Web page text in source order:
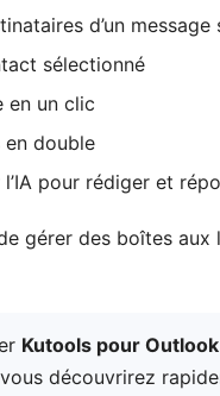
d’un message
sélectionné
en un clic
double
pour rédiger et
gérer des boîtes
Kutools pour Outlook
découvrirez